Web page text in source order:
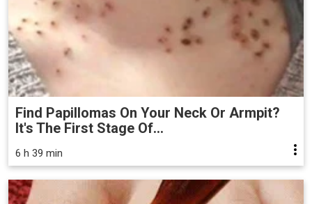
Find Papillomas On Your Neck Or Armpit?
It's The First Stage Of...
6 h 39 min